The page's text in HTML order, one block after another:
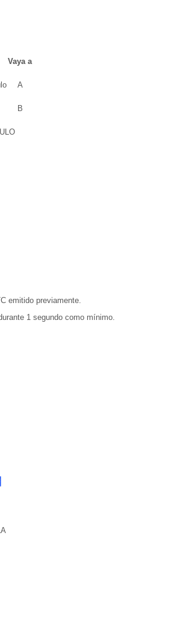
Vaya a
A
B
emitido previamente.
1 segundo como mínimo.